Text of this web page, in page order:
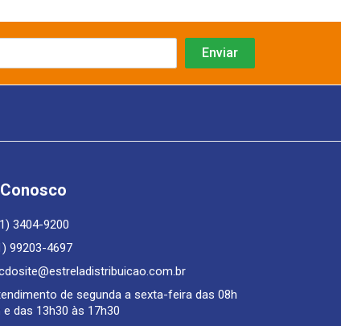
3404-9200
99203-4697
de segunda a sexta-feira das 08h
e das 13h30 às 17h30